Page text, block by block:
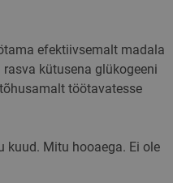
efektiivsemalt madala
kütusena glükogeeni
töötavatesse
kuud. Mitu hooaega. Ei ole